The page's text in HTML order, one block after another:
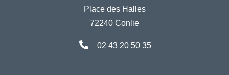
Place des Halles
72240 Conlie
02 43 20 50 35